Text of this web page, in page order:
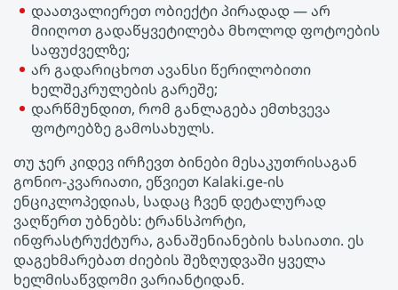
დაათვალიერეთ ობიექტი პირადად — არ
მიიღოთ გადაწყვეტილება მხოლოდ ფოტოების
საფუძველზე;
არ გადარიცხოთ ავანსი წერილობითი
ხელშეკრულების გარეშე;
დარწმუნდით, რომ განლაგება ემთხვევა
ფოტოებზე გამოსახულს.
თუ ჯერ კიდევ ირჩევთ Ბინები მესაკუთრისაგან
გონიო-კვარიათი, ეწვიეთ Kalaki.ge-ის
ენციკლოპედიას, სადაც ჩვენ დეტალურად
ვაღწერთ უბნებს: ტრანსპორტი,
ინფრასტრუქტურა, განაშენიანების ხასიათი. ეს
დაგეხმარებათ ძიების შეზღუდვაში ყველა
ხელმისაწვდომი ვარიანტიდან.